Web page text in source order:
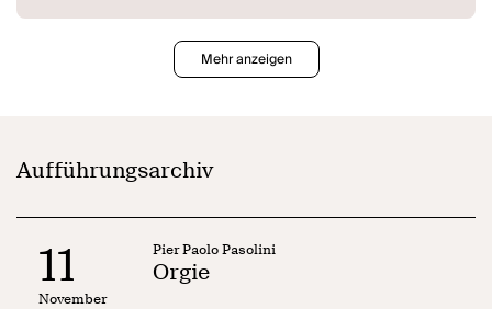
Mehr anzeigen
Aufführungsarchiv
11
November
Pier Paolo Pasolini
Orgie